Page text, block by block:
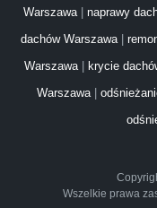
Warszawa| naprawy
dachów Warszawa
Warszawa| krycie
Warszawa
Wszelkie prawa